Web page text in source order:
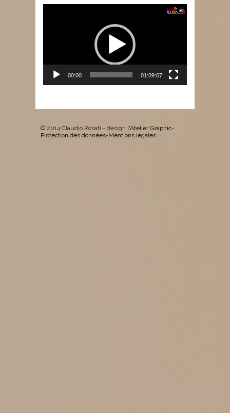
00:00 01:09:07
© 2014 Claudio Rosati - design l'Atelier Graphic-
Protection des données-Mentions légales